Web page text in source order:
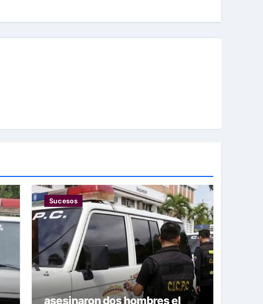
Sucesos
asesinaron dos hombres el